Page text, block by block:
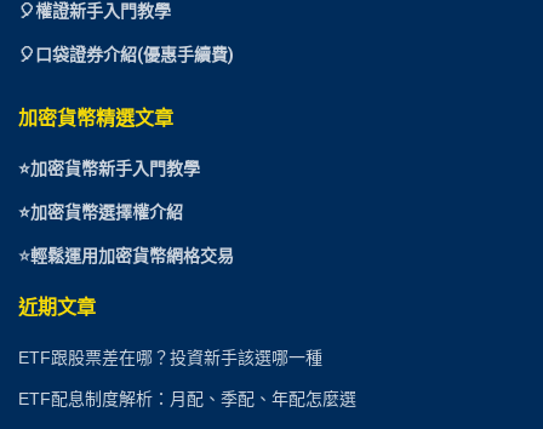
🎈權證新手入門教學
🎈口袋證券介紹(優惠手續費)
加密貨幣精選文章
⭐加密貨幣新手入門教學
⭐加密貨幣選擇權介紹
⭐輕鬆運用加密貨幣網格交易
近期文章
ETF跟股票差在哪？投資新手該選哪一種
ETF配息制度解析：月配、季配、年配怎麼選